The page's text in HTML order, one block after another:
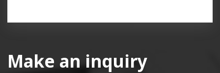
Make an inquiry